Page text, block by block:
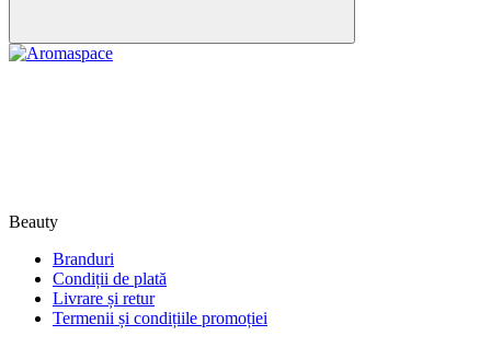
Beauty
Branduri
Condiții de plată
Livrare și retur
Termenii și condițiile promoției